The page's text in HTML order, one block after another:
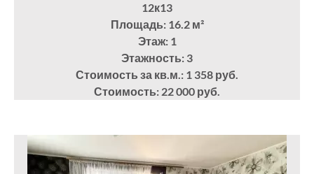
12к13
Площадь: 16.2м²
Этаж: 1
Этажность: 3
Стоимость за кв.м.: 1 358 руб.
Стоимость: 22 000 руб.